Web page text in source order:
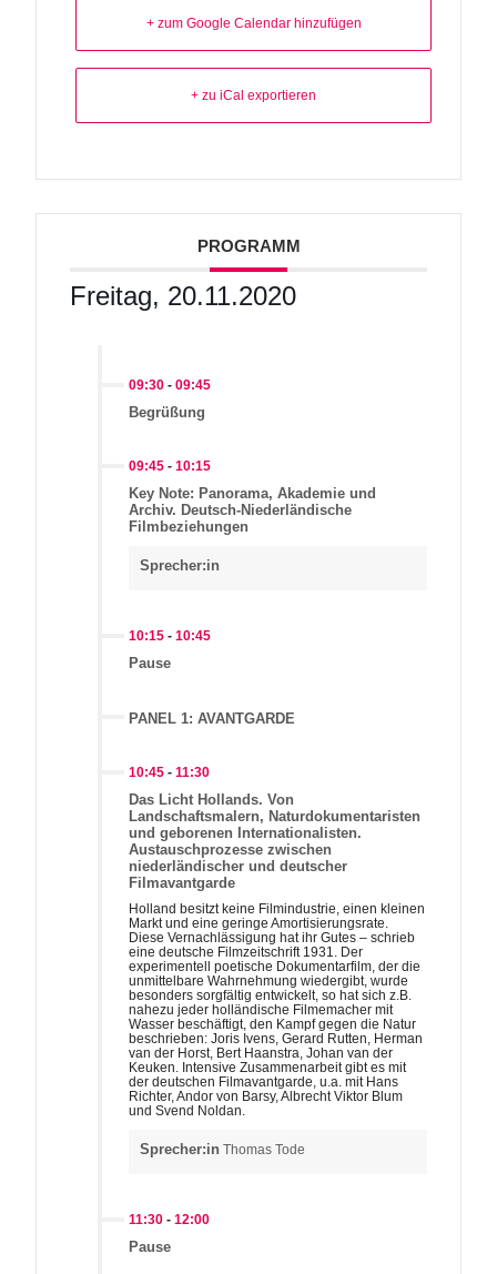
+ zum Google Calendar hinzufügen
+ zu iCal exportieren
PROGRAMM
Freitag, 20.11.2020
09:30 -09:45
Begrüßung
09:45 -10:15
Key Note: Panorama, Akademie und
Archiv. Deutsch-Niederländische
Filmbeziehungen
Sprecher:in
10:15 -10:45
Pause
PANEL 1: AVANTGARDE
10:45 -11:30
Das Licht Hollands. Von
Landschaftsmalern, Naturdokumentaristen
und geborenen Internationalisten.
Austauschprozesse zwischen
niederländischer und deutscher
Filmavantgarde
Holland besitzt keine Filmindustrie, einen kleinen
Markt und eine geringe Amortisierungsrate.
Diese Vernachlässigung hat ihr Gutes – schrieb
eine deutsche Filmzeitschrift 1931. Der
experimentell poetische Dokumentarfilm, der die
unmittelbare Wahrnehmung wiedergibt, wurde
besonders sorgfältig entwickelt, so hat sich z.B.
nahezu jeder holländische Filmemacher mit
Wasser beschäftigt, den Kampf gegen die Natur
beschrieben: Joris Ivens, Gerard Rutten, Herman
van der Horst, Bert Haanstra, Johan van der
Keuken. Intensive Zusammenarbeit gibt es mit
der deutschen Filmavantgarde, u.a. mit Hans
Richter, Andor von Barsy, Albrecht Viktor Blum
und Svend Noldan.
Sprecher:in Thomas Tode
11:30 -12:00
Pause